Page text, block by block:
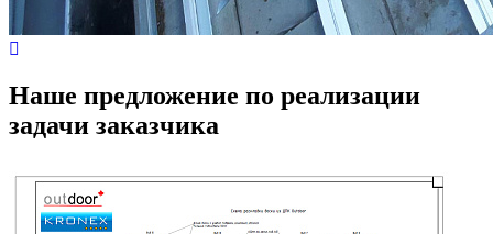
Наше предложение по реализации
задачи заказчика